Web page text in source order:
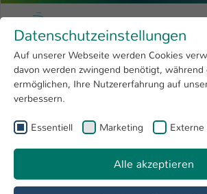
Menu
Forschung
Hochschule
International
Zum Hauptinhalt springen
Hochschule Kaiserslautern
Sie sind hier: EMSy - AG Embedded Mechatronic Systems
AG Embedded Mechatronic
Labor Lehre
Datenschutzeinstellungen
Auf unserer Webseite werden Cookies
davon werden zwingend benötigt, während
ermöglichen, Ihre Nutzererfahrung auf
verbessern.
Essentiell Marketing Externe
Alle akzeptieren